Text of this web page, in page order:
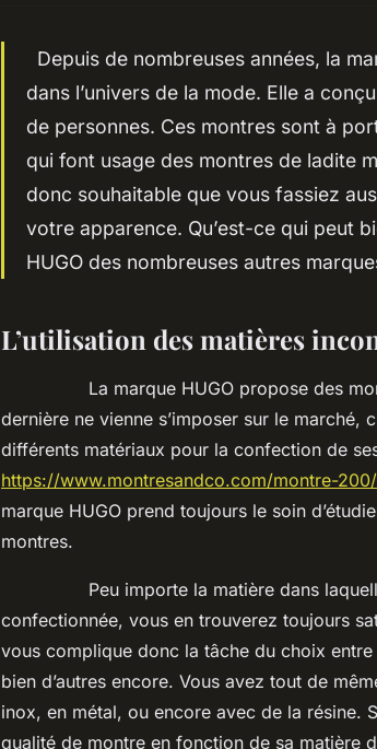
Depuis de nombreuses années, la
dans l’univers de la mode. Elle a
de personnes. Ces montres sont à
qui font usage des montres de ladite
donc souhaitable que vous fassiez
votre apparence. Qu’est-ce qui peut
HUGO des nombreuses autres
L’utilisation des matières
La marque HUGO propose des
dernière ne vienne s’imposer sur le marché,
différents matériaux pour la confection de
https://www.montresandco.com/montre-
marque HUGO prend toujours le soin
montres.
Peu importe la matière dans laquelle
confectionnée, vous en trouverez toujours
vous complique donc la tâche du choix
bien d’autres encore. Vous avez tout de
inox, en métal, ou encore avec de la résine.
qualité de montre en fonction de sa matière